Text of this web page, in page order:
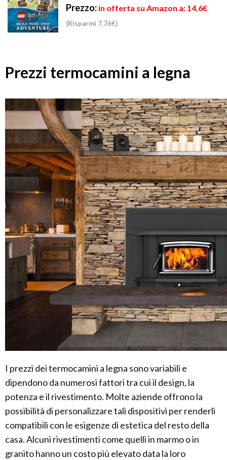
Prezzo: in offerta su Amazon a: 14,6€
(Risparmi 7,76€)
Prezzi termocamini a legna
I prezzi dei termocamini a legna sono variabili e
dipendono da numerosi fattori tra cui il design, la
potenza e il rivestimento. Molte aziende offrono la
possibilità di personalizzare tali dispositivi per renderli
compatibili con le esigenze di estetica del resto della
casa. Alcuni rivestimenti come quelli in marmo o in
granito hanno un costo più elevato data la loro